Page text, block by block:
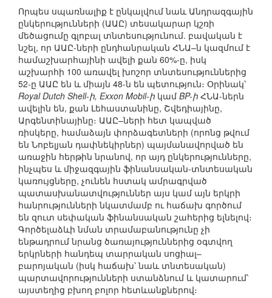
Որպես սպառնալիք է ընկալվում նաև Անդրազգային
ընկերությունների (ԱԱԸ) տեսակարար կշռի
մեծացումը գլոբալ տնտեսությունում. բավական է
նշել, որ ԱԱԸ-ների ընդհանրական ՀՆԱ–ն կազմում է
համաշխարհայինի ավելի քան 60%-ը, իսկ
աշխարհի 100 առավել խոշոր տնտեսություններից
52-ը ԱԱԸ են և միայն 48-ն են պետություն։ Օրինակ՝
Royal Dutch Shell-ի, Exxon Mobil-ի կամ BP-ի ՀՆԱ-ներն
ավելին են, քան Լեհաստանինը, Շվեդիայինը,
Արգենտինայինը։ ԱԱԸ–ների հետ կապված
ռիսկերը, համաձայն փորձագետների (որոնց թվում
են Նոբելյան դափնեկիրներ) պայմանավորված են
առաջին հերթին նրանով, որ այդ ընկերությունները,
ինչպես և միջազգային ֆինանսական-տնտեսական
կառույցները, չունեն հստակ ամրագրված
պատասխանատվություններ այս կամ այն երկրի
հանրությունների նկատմամբ ու հաճախ գործում
են զուտ սեփական ֆինանսական շահերից ելնելով։
Գործելաձևի նման տրամաբանությունը չի
ենթադրում նրանց ծառայություններից օգտվող
երկրների հանդեպ տարրական սոցիալ–
բարոյական (իսկ հաճախ՝ նաև տնտեսական)
պարտավորությունների ստանձնում և կատարում՝
այստեղից բխող բոլոր հետևանքներով։